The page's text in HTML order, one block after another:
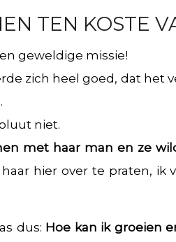
TEN KOSTE
geweldige missie!
zich heel goed, dat het
niet.
met haar man en ze
hier over te praten, ik
dus: Hoe kan ik groeien